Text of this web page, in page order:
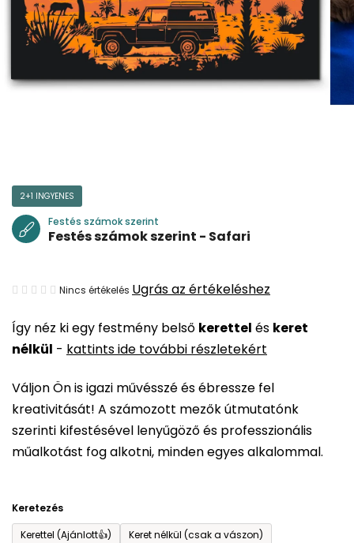
Így néz ki egy festmény belső kerettel és keret
nélkül - kattints ide további részletekért
Váljon Ön is igazi művésszé és ébressze fel
kreativitását! A számozott mezők útmutatónk
szerinti kifestésével lenyűgöző és professzionális
műalkotást fog alkotni, minden egyes alkalommal.
Keretezés
Kerettel (Ajánlott👍)
Keret nélkül (csak a vászon)
2+1 INGYENES
Festés számok szerint
Festés számok szerint - Safari
A
átlagos
értékelése
ből
0,0
csillag.
Nincs értékelés Ugrás az értékeléshez